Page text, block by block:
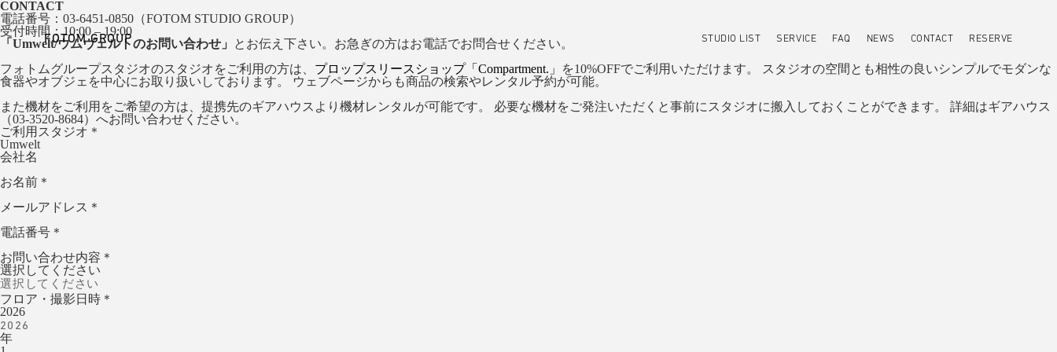
FOTOM GROUP STUDIO LIST SERVICE FAQ NEWS CONTACT RESERVE
CONTACT
電話番号：03-6451-0850（FOTOM STUDIO GROUP）
受付時間：10:00 – 19:00
「Umwelt/ウムヴェルトのお問い合わせ」
とお伝え下さい。お急ぎの方はお電話でお問合せください。
フォトムグループスタジオのスタジオをご利用の方は、 プロップスリースショップ「Compartment.」
を10%OFFでご利用いただけます。 スタジオの空間とも相性の良いシンプルでモダンな
食器やオブジェを中心にお取り扱いしております。 ウェブページからも商品の検索やレンタル予約が可能。
また機材をご利用をご希望の方は、提携先のギアハウスより機材レンタルが可能です。 必要な機材をご発注いただくと事前にスタジオに搬入しておくことができます。 詳細はギアハウス
（03-3520-8684）へお問い合わせください。
ご利用スタジオ ＊
Umwelt
会社名
お名前 ＊
メールアドレス ＊
電話番号 ＊
お問い合わせ内容 ＊
選択してください
フロア・撮影日時 ＊
2026
年